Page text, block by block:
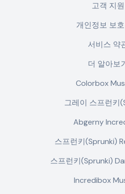
고객 지원
개인정보 보
서비스 약
더 알아보
Colorbox
그레이 스프런키
Abgerny
스프런키(Sprunki)
스프런키(Sprunki)
Incredibox